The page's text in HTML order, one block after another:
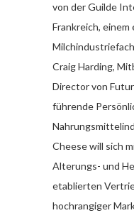
von der Guilde
Frankreich, einem
Craig Harding,
Director von
führende
Cheese will sich
Alterungs- und
etablierten
hochrangiger